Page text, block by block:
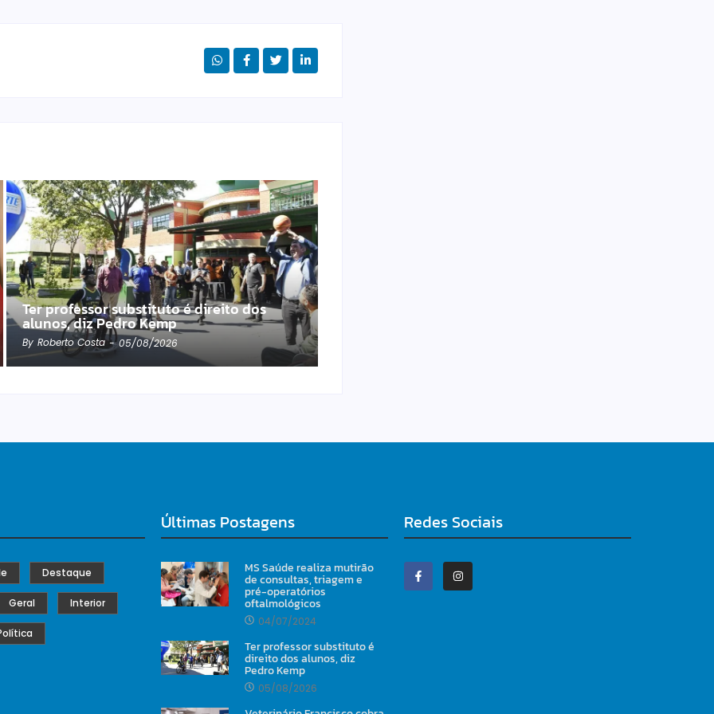
Ter professor substituto é direito dos
alunos, diz Pedro Kemp
By Roberto Costa - 05/08/2026
Destaque
Geral Interior
Últimas Postagens
MS Saúde realiza mutirão
de consultas, triagem e
pré-operatórios
oftalmológicos
04/07/2024
Ter professor substituto é
direito dos alunos, diz
Pedro Kemp
05/08/2026
Redes Sociais